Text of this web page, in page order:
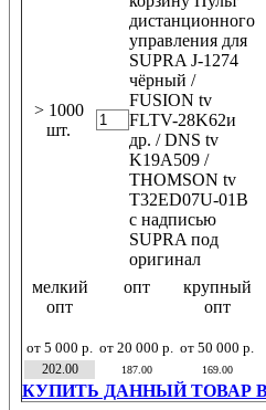
> 1000
шт.
мелкий
опт
от 5 000 р.
опт
от 20 000 р.
крупный
опт
от 50 000 р.
202.00
187.00 169.00
КУПИТЬ ДАННЫЙ ТОВАР